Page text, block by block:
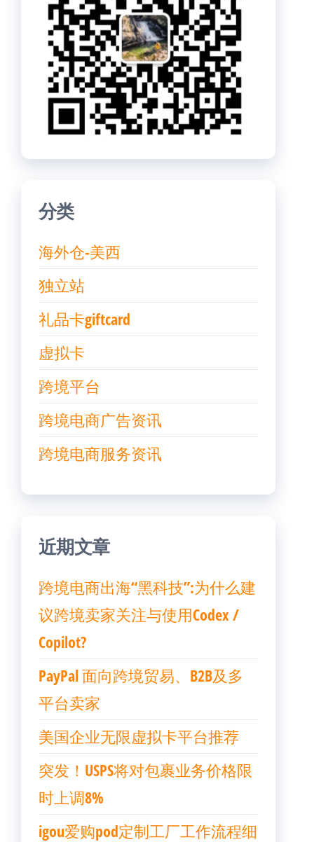
分类
海外仓-美西
独立站
礼品卡giftcard
虚拟卡
跨境平台
跨境电商广告资讯
跨境电商服务资讯
近期文章
跨境电商出海“黑科技”:为什么建
议跨境卖家关注与使用Codex /
Copilot?
PayPal 面向跨境贸易、B2B及多
平台卖家
美国企业无限虚拟卡平台推荐
突发！USPS将对包裹业务价格限
时上调8%
igou爱购pod定制工厂工作流程细